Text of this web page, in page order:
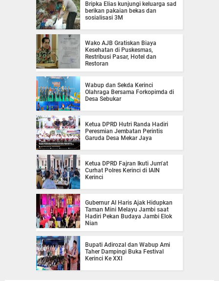
Bripka Elias kunjungi keluarga sad
berikan pakaian bekas dan
sosialisasi 3M
Wako AJB Gratiskan Biaya
Kesehatan di Puskesmas,
Restribusi Pasar, Hotel dan
Restoran
Wabup dan Sekda Kerinci
Olahraga Bersama Forkopimda di
Desa Sebukar
Ketua DPRD Hutri Randa Hadiri
Peresmian Jembatan Perintis
Garuda Desa Mekar Jaya
Ketua DPRD Fajran Ikuti Jum’at
Curhat Polres Kerinci di IAIN
Kerinci
Gubernur Al Haris Ajak Hidupkan
Taman Mini Melayu Jambi saat
Hadiri Pekan Budaya Jambi Elok
Nian
Bupati Adirozal dan Wabup Ami
Taher Dampingi Buka Festival
Kerinci Ke XXI